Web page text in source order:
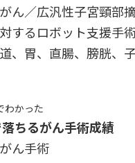
ん／広汎性子宮頸部
するロボット支援手
、胃、直腸、膀胱、
わかった
ちるがん手術成績
ん手術